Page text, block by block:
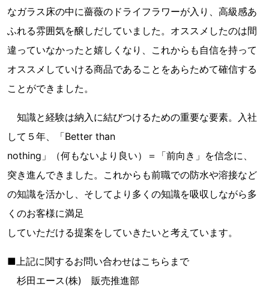
なガラス床の中に薔薇のドライフラワーが入り、高級感あ
ふれる雰囲気を醸しだしていました。オススメしたのは間
違っていなかったと嬉しくなり、これからも自信を持って
オススメしていける商品であることをあらためて確信する
ことができました。
知識と経験は納入に結びつけるための重要な要素。入社
して５年、「Better than
nothing」（何もないより良い）＝「前向き」を信念に、
突き進んできました。これからも前職での防水や溶接など
の知識を活かし、そしてより多くの知識を吸収しながら多
くのお客様に満足
していただける提案をしていきたいと考えています。
■上記に関するお問い合わせはこちらまで
杉田エース(株) 販売推進部